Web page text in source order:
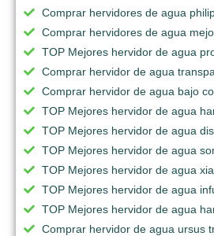
Comprar hervidores de agua
Comprar hervidores de agua
TOP Mejores hervidor de agua
Comprar hervidor de agua
Comprar hervidor de agua bajo
TOP Mejores hervidor de agua
TOP Mejores hervidor de agua
TOP Mejores hervidor de agua
TOP Mejores hervidor de agua
TOP Mejores hervidor de agua
TOP Mejores hervidor de agua
Comprar hervidor de agua ursus